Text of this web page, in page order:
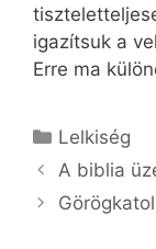
igazítsuk a
Erre ma
Kategória
Lelkiség
A biblia